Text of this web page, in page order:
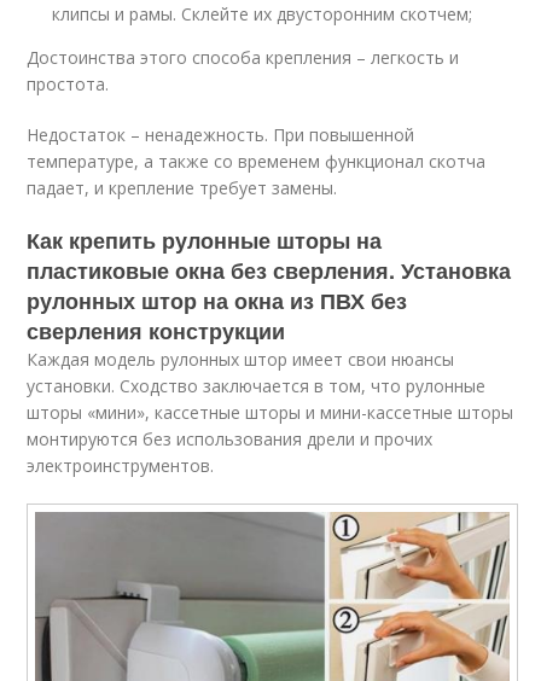
клипсы и рамы. Склейте их двусторонним скотчем;
Достоинства этого способа крепления – легкость и
простота.
Недостаток – ненадежность. При повышенной
температуре, а также со временем функционал скотча
падает, и крепление требует замены.
Как крепить рулонные шторы на
пластиковые окна без сверления. Установка
рулонных штор на окна из ПВХ без
сверления конструкции
Каждая модель рулонных штор имеет свои нюансы
установки. Сходство заключается в том, что рулонные
шторы «мини», кассетные шторы и мини-кассетные шторы
монтируются без использования дрели и прочих
электроинструментов.